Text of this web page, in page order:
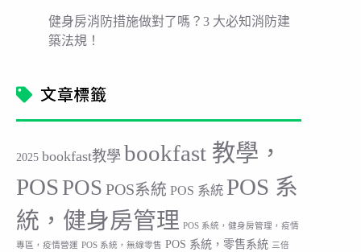
健身房消防措施做對了嗎？3 大必知消防建
築法規！
文章標籤
2025 bookfast教學 bookfast 教學，
POS POS POS系統 POS 系統 POS 系
統，健身房管理 POS 系統，健身房管理，疫情
專區，疫情營運 POS 系統，無線零售 POS 系統，零售系統 三倍